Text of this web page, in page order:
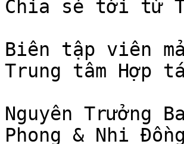
Chia sẻ tới từ
Biên tập viên
Trung tâm Hợp
Nguyên Trưởng
Phong & Nhi Đồng